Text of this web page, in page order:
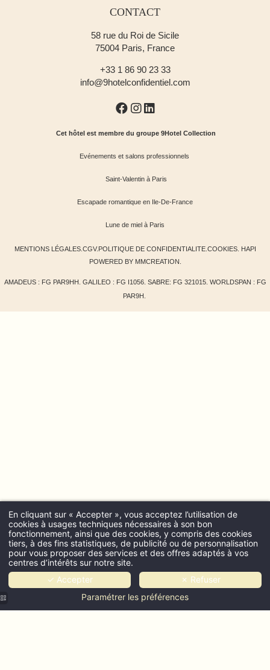
CONTACT
58 rue du Roi de Sicile
75004 Paris, France
+33 1 86 90 23 33
info@9hotelconfidentiel.com
Cet hôtel est membre du groupe 9Hotel Collection
Evénements et salons professionnels
Saint-Valentin à Paris
Escapade romantique en Ile-De-France
Lune de miel à Paris
MENTIONS LÉGALES. CGV. POLITIQUE DE CONFIDENTIALITE. COOKIES.
HAPI
POWERED BY MMCREATION
AMADEUS : FG PAR9HH. GALILEO : FG I1056. SABRE: FG 321015. WORLDSPAN : FG
PAR9H.
En cliquant sur « Accepter », vous acceptez l’utilisation de
cookies à usages techniques nécessaires à son bon
fonctionnement, ainsi que des cookies, y compris des cookies
tiers, à des fins statistiques, de publicité ou de personnalisation
pour vous proposer des services et des offres adaptés à vos
centres d’intérêts sur notre site.
✓ Accepter
✗ Refuser
Paramétrer les préférences